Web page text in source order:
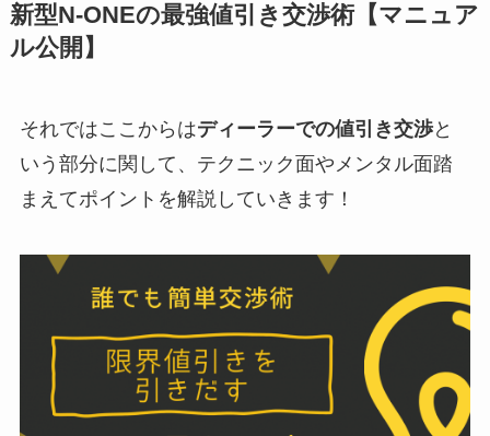
新型N-ONEの最強値引き交渉術【マニュア
ル公開】
それではここからはディーラーでの値引き交渉と
いう部分に関して、テクニック面やメンタル面踏
まえてポイントを解説していきます！